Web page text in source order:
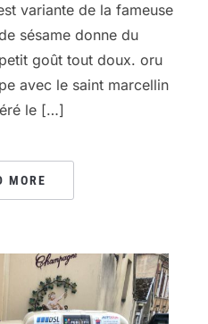
variante de la fameuse
sésame donne du
goût tout doux. oru
avec le saint marcellin
le […]
MORE